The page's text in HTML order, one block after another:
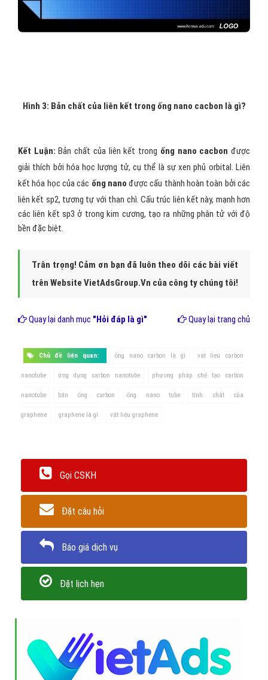
Hình 3: Bản chất của liên kết trong ống nano cacbon là gì?
Kết Luận:Bản chất của liên kết trong ống nano cacbonđược
giải thích bởi hóa học lượng tử, cụ thể là sự xen phủ orbital. Liên
kết hóa học của các ống nano được cấu thành hoàn toàn bởi các
liên kết sp2, tương tự với than chì. Cấu trúc liên kết này, mạnh hơn
các liên kết sp3 ở trong kim cương, tạo ra những phân tử với độ
bền đặc biệt.
Trân trọng! Cảm ơn bạn đã luôn theo dõi các bài viết
trên Website VietAdsGroup.Vn của công ty chúng tôi!
Quay lại danh mục "Hỏi đáp là gì" Quay lại trang chủ
Chủ đề liên quan: ống nano carbon là gì vat lieu carbon
nanotube ứng dụng carbon nanotube phương pháp chế tạo carbon
nanotube bán ống carbon ống nano tube tính chất của
graphene graphene là gì vật liệu graphene
Gọi CSKH
Đặt câu hỏi
Báo giá dịch vụ
Đặt lịch hẹn